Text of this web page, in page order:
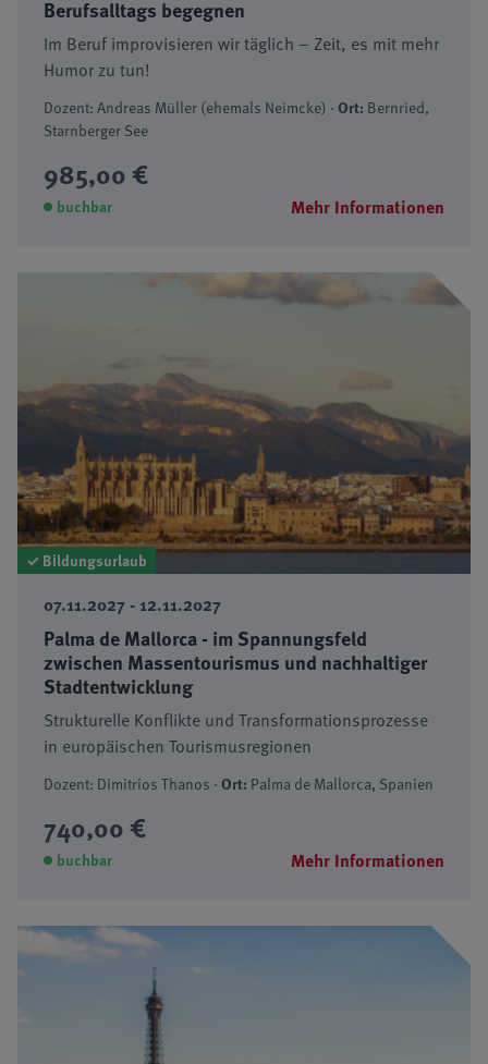
Berufsalltags begegnen
Im Beruf improvisieren wir täglich – Zeit, es mit mehr
Humor zu tun!
Dozent: Andreas Müller (ehemals Neimcke) ·Ort: Bernried,
Starnberger See
985,00 €
buchbar Mehr Informationen
✓ Bildungsurlaub
07.11.2027 - 12.11.2027
Palma de Mallorca - im Spannungsfeld
zwischen Massentourismus und nachhaltiger
Stadtentwicklung
Strukturelle Konflikte und Transformationsprozesse
in europäischen Tourismusregionen
Dozent: Dimitrios Thanos ·Ort: Palma de Mallorca, Spanien
740,00 €
buchbar Mehr Informationen